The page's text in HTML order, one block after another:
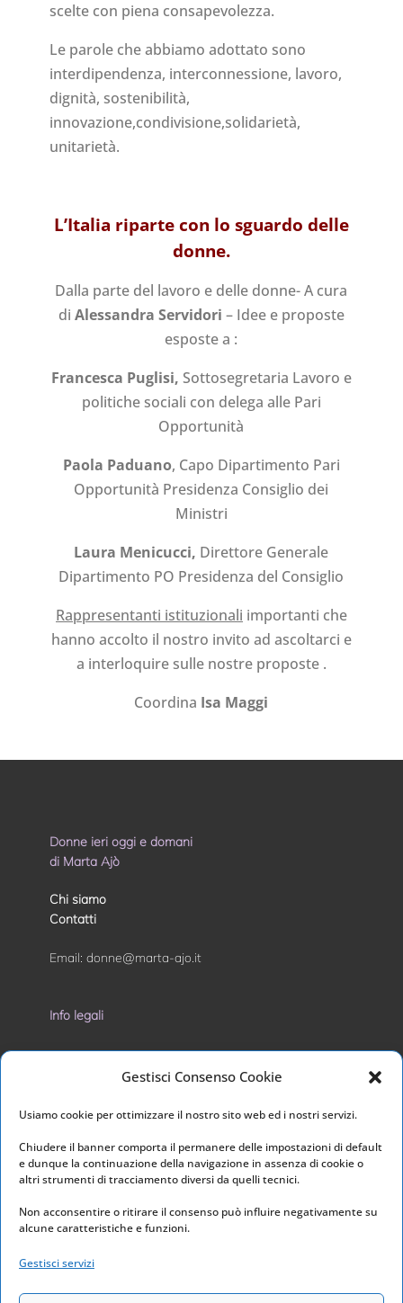
Gestisci Consenso Cookie
Usiamo cookie per ottimizzare il nostro sito web ed i nostri servizi.
Chiudere il banner comporta il permanere delle impostazioni di default
e dunque la continuazione della navigazione in assenza di cookie o
altri strumenti di tracciamento diversi da quelli tecnici.
Non acconsentire o ritirare il consenso può influire negativamente su
alcune caratteristiche e funzioni.
Gestisci servizi
scelte con piena consapevolezza.
Le parole che abbiamo adottato sono
interdipendenza, interconnessione, lavoro,
dignità, sostenibilità,
innovazione,condivisione,solidarietà,
unitarietà.
L’Italia riparte con lo sguardo delle
donne.
Dalla parte del lavoro e delle donne- A cura
di Alessandra Servidori – Idee e proposte
esposte a :
Francesca Puglisi, Sottosegretaria Lavoro e
politiche sociali con delega alle Pari
Opportunità
Paola Paduano, Capo Dipartimento Pari
Opportunità Presidenza Consiglio dei
Ministri
Laura Menicucci, Direttore Generale
Dipartimento PO Presidenza del Consiglio
Rappresentanti istituzionali importanti che
hanno accolto il nostro invito ad ascoltarci e
a interloquire sulle nostre proposte .
Coordina Isa Maggi
Donne ieri oggi e domani
di Marta Ajò
Chi siamo
Contatti
Email: donne@marta-ajo.it
Info legali
Privacy Policy
Cookie Policy